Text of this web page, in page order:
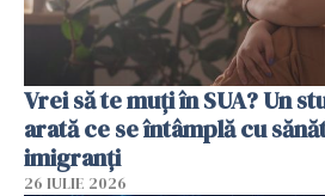
Vrei să te muți în SUA? Un
arată ce se întâmplă cu
imigranți
26 IULIE 2026